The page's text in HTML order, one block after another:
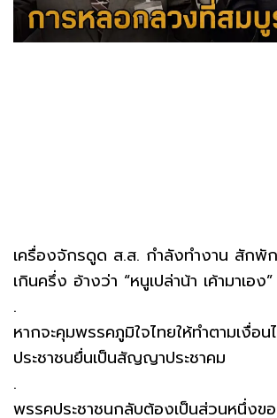
เครื่องจักรดูด ส.ส. กำลังทำงาน สักพัก
เกินครึ่ง อ้างว่า “หนูเปล่าน้า เค้ามาเอง”
.
หากจะคุมพรรคภูมิใจไทยให้ทำตามเงื่อ
ประชาชนยื่นเป็นสัญญาประชาคม
.
พรรคประชาชนกลับต้องเป็นส่วนหนึ่งข